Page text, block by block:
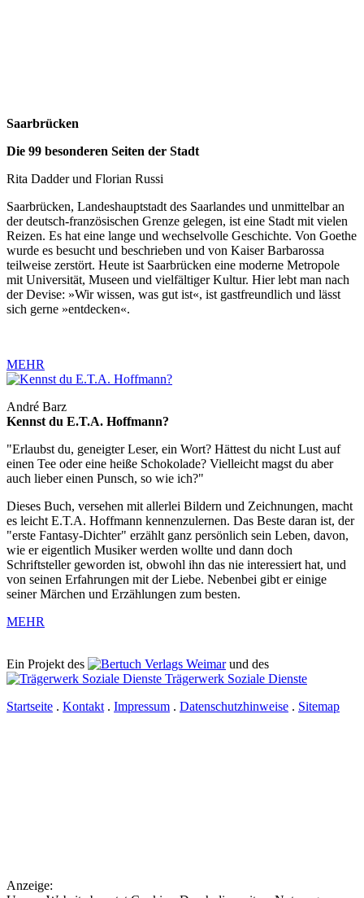
Saarbrücken
Die 99 besonderen Seiten der Stadt
Rita Dadder und Florian Russi
Saarbrücken, Landeshauptstadt des Saarlandes und unmittelbar an
der deutsch-französischen Grenze gelegen, ist eine Stadt mit vielen
Reizen. Es hat eine lange und wechselvolle Geschichte. Von Goethe
wurde es besucht und beschrieben und von Kaiser Barbarossa
teilweise zerstört. Heute ist Saarbrücken eine moderne Metropole
mit Universität, Museen und vielfältiger Kultur. Hier lebt man nach
der Devise: »Wir wissen, was gut ist«, ist gastfreundlich und lässt
sich gerne »entdecken«.
MEHR
André Barz
Kennst du E.T.A. Hoffmann?
"Erlaubst du, geneigter Leser, ein Wort? Hättest du nicht Lust auf
einen Tee oder eine heiße Schokolade? Vielleicht magst du aber
auch lieber einen Punsch, so wie ich?"
Dieses Buch, versehen mit allerlei Bildern und Zeichnungen, macht
es leicht E.T.A. Hoffmann kennenzulernen. Das Beste daran ist, der
"erste Fantasy-Dichter" erzählt ganz persönlich sein Leben, davon,
wie er eigentlich Musiker werden wollte und dann doch
Schriftsteller geworden ist, obwohl ihn das nie interessiert hat, und
von seinen Erfahrungen mit der Liebe. Nebenbei gibt er einige
seiner Märchen und Erzählungen zum besten.
MEHR
Ein Projekt des Verlags Weimarund des
Trägerwerk Soziale Dienste
Startseite . Kontakt . Impressum . Datenschutzhinweise . Sitemap
Anzeige: